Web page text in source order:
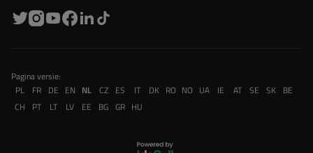
Pagina versie:
PL
FR DE EN NL CZ ES IT DK RO NO UA IE AT SE SK BE
CH
PT LT LV EE BG GR HU